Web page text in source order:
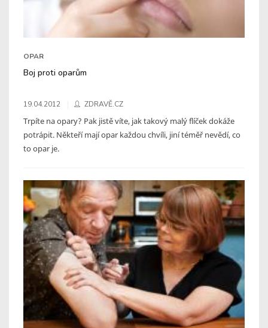
OPAR
Boj proti oparům
19.04.2012 ZDRAVĚ.CZ
Trpíte na opary? Pak jistě víte, jak takový malý flíček dokáže
potrápit. Někteří mají opar každou chvíli, jiní téměř nevědí, co
to opar je.